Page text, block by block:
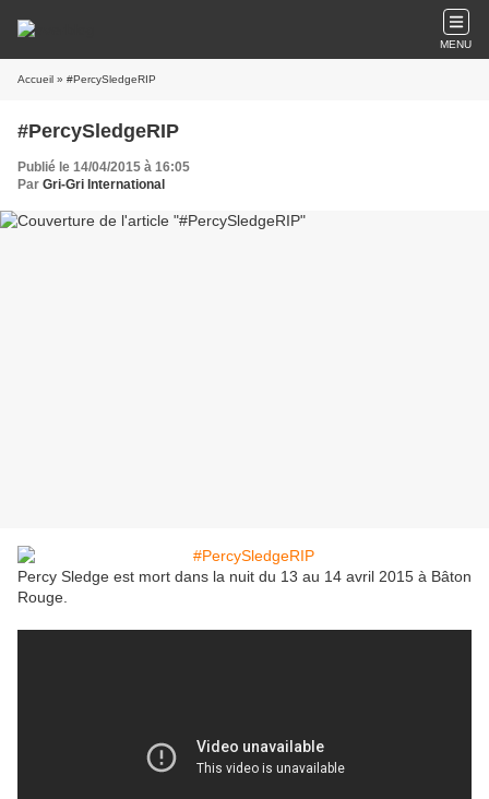
MENU
Accueil » #PercySledgeRIP
#PercySledgeRIP
Publié le 14/04/2015 à 16:05
Par Gri-Gri International
Percy Sledge est mort dans la nuit du 13 au 14 avril 2015 à Bâton
Rouge.